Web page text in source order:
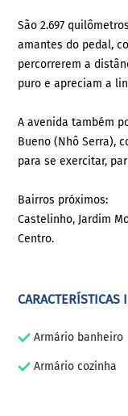
São 2.697
amantes do pedal,
percorrerem a
puro e apreciam a
A avenida também
Bueno (Nhô Serra),
para se exercitar,
Bairros próximos:
Castelinho, Jardim
Centro.
CARACTERÍSTICAS
Armário banheiro
Armário cozinha